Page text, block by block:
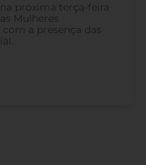
próxima terça-feira
Mulheres
a presença das